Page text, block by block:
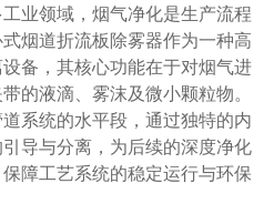
业领域，烟气净化是生产流程
烟道折流板除雾器作为一种高
备，其核心功能在于对烟气进
的液滴、雾沫及微小颗粒物。
系统的水平段，通过独特的内
导与分离，为后续的深度净化
障工艺系统的稳定运行与环保